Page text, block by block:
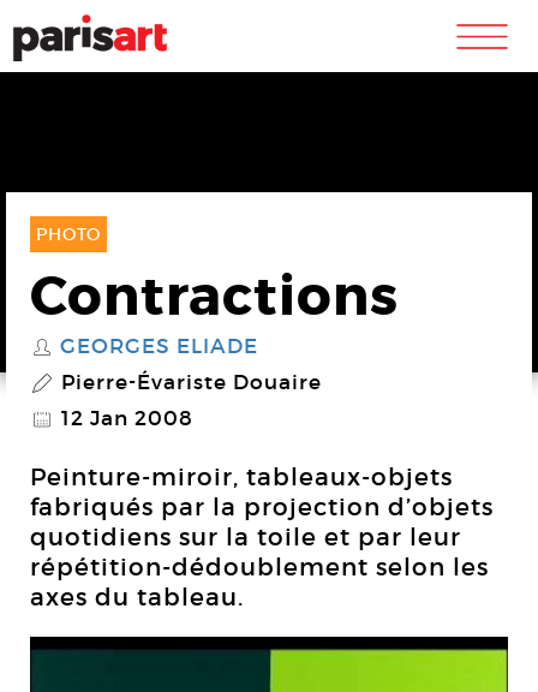
m
PHOTO
Contractions
S GEORGES ELIADE
P Pierre-Évariste Douaire
@ 12 Jan 2008
Peinture-miroir, tableaux-objets
fabriqués par la projection d’objets
quotidiens sur la toile et par leur
répétition-dédoublement selon les
axes du tableau.